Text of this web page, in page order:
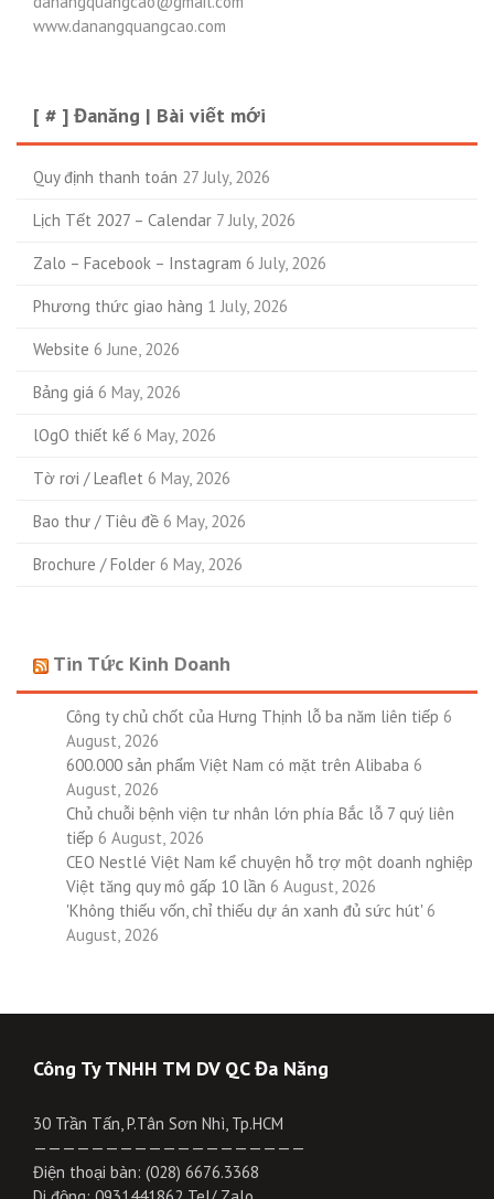
www.danangquangcao.com
[ # ] Đanăng | Bài viết mới
Quy định thanh toán 27 July, 2026
Lịch Tết 2027 – Calendar 7 July, 2026
Zalo – Facebook – Instagram 6 July, 2026
Phương thức giao hàng 1 July, 2026
Website 6 June, 2026
Bảng giá 6 May, 2026
lOgO thiết kế 6 May, 2026
Tờ rơi / Leaflet 6 May, 2026
Bao thư / Tiêu đề 6 May, 2026
Brochure / Folder 6 May, 2026
Tin Tức Kinh Doanh
Công ty chủ chốt của Hưng Thịnh lỗ ba năm liên tiếp 6
August, 2026
600.000 sản phẩm Việt Nam có mặt trên Alibaba 6
August, 2026
Chủ chuỗi bệnh viện tư nhân lớn phía Bắc lỗ 7 quý liên
tiếp 6 August, 2026
CEO Nestlé Việt Nam kể chuyện hỗ trợ một doanh nghiệp
Việt tăng quy mô gấp 10 lần 6 August, 2026
'Không thiếu vốn, chỉ thiếu dự án xanh đủ sức hút' 6
August, 2026
Công Ty TNHH TM DV QC Đa Năng
30 Trần Tấn, P.Tân Sơn Nhì, Tp.HCM
———————————————————
Điện thoại bàn: (028) 6676.3368